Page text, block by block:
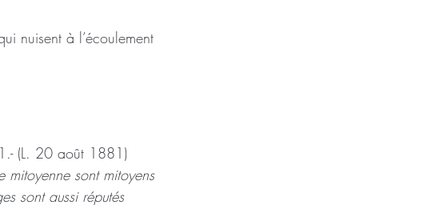
nuisent à l’écoulement
(L. 20 août 1881)
mitoyenne sont mitoyens
sont aussi réputés